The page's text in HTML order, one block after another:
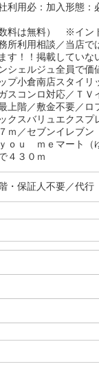
円／保証
５０％ ※
料は無料） ※イン
所利用相談／当店
す！！掲載してい
シェルジュ全員で
プ小倉南店スタイ
スコンロ対応／Ｔ
上階／敷金不要／
クスバリュエクス
ｍ／セブンイレブ
ｙｏｕ ｍｅマート
４３０ｍ
・保証人不要／代行